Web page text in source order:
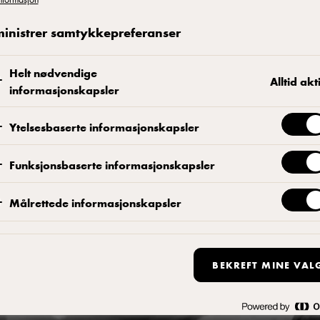
TIL
I
ARLA® PRO
Arla Pro Red Cheddar
samtykkepreferanser
Helt nødvendige
informasjonskapsler
Alltid
Ytelsesbaserte informasjonskapsler
Funksjonsbaserte informasjonskapsler
Målrettede informasjonskapsler
BEKREFT MINE